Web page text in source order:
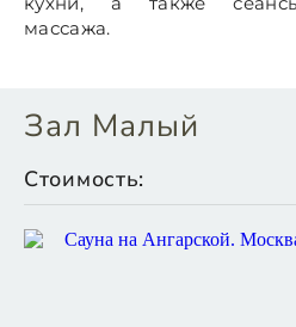
массажа.
Зал Малый
Стоимость: